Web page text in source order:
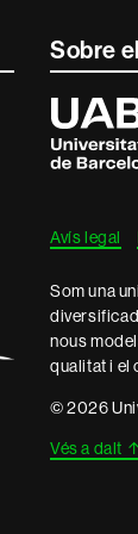
Sobre
Universitat
Autònoma
de
Barcelona
Avís legal
Som una
nous
qualitat i el
© 2026
Vés a dalt ↑